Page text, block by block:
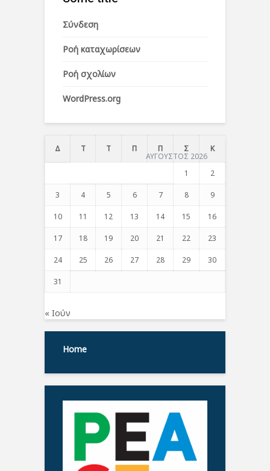
Σύνδεση
Ροή καταχωρίσεων
Ροή σχολίων
WordPress.org
ΑΥΓΟΥΣΤΟΣ 2026
Δ Τ Τ Π Π Σ Κ
1 2
3 4 5 6 7 8 9
10 11 12 13 14 15 16
17 18 19 20 21 22 23
24 25 26 27 28 29 30
31
« Ιούν
Home